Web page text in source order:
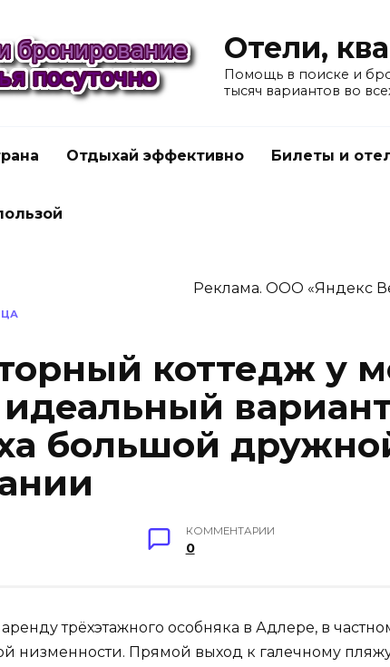
Отели,
Помощь в поиске и
тысяч вариантов во
Отдыхай эффективно Билеты и
Реклама. ООО «Яндекс
коттедж у
большой
КОММЕНТАРИИ
0
трёхэтажного особняка в Адлере, в
низменности. Прямой выход к галечному